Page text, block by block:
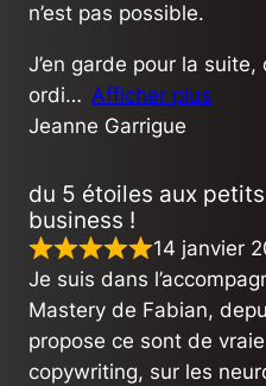
n’est pas possible.
J’en garde pour la suite,
ordi
Afficher plus
Jeanne Garrigue
du 5 étoiles aux
business !
14 janvier
Je suis dans
Mastery de Fabian,
propose ce sont de
copywriting, sur les